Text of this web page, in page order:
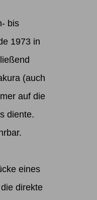
bis
1973 in
(auch
auf die
diente.
eines
direkte